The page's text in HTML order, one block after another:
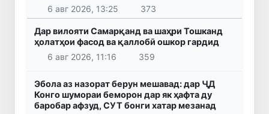
6 авг 2026, 13:25 373
Дар вилояти Самарқанд ва шаҳри Тошканд
ҳолатҳои фасод ва қаллобӣ ошкор гардид
6 авг 2026, 11:16
359
Эбола аз назорат берун мешавад: дар ҶД
Конго шумораи беморон дар як ҳафта ду
баробар афзуд, СУТ бонги хатар мезанад